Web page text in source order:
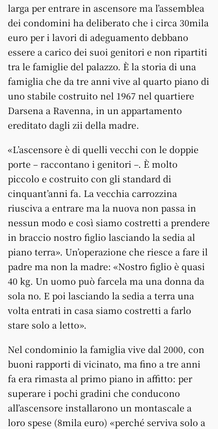
larga per entrare in ascensore ma l’assemblea
dei condomini ha deliberato che i circa 30mila
euro per i lavori di adeguamento debbano
essere a carico dei suoi genitori e non ripartiti
tra le famiglie del palazzo. È la storia di una
famiglia che da tre anni vive al quarto piano di
uno stabile costruito nel 1967 nel quartiere
Darsena a Ravenna, in un appartamento
ereditato dagli zii della madre.
«L’ascensore è di quelli vecchi con le doppie
porte – raccontano i genitori –. È molto
piccolo e costruito con gli standard di
cinquant’anni fa. La vecchia carrozzina
riusciva a entrare ma la nuova non passa in
nessun modo e così siamo costretti a prendere
in braccio nostro figlio lasciando la sedia al
piano terra». Un’operazione che riesce a fare il
padre ma non la madre: «Nostro figlio è quasi
40 kg. Un uomo può farcela ma una donna da
sola no. E poi lasciando la sedia a terra una
volta entrati in casa siamo costretti a farlo
stare solo a letto».
Nel condominio la famiglia vive dal 2000, con
buoni rapporti di vicinato, ma fino a tre anni
fa era rimasta al primo piano in affitto: per
superare i pochi gradini che conducono
all’ascensore installarono un montascale a
loro spese (8mila euro) «perché serviva solo a